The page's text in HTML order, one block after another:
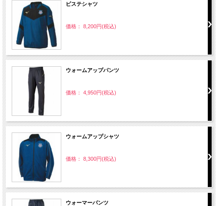
ピステシャツ
価格： 8,200円(税込)
ウォームアップパンツ
価格： 4,950円(税込)
ウォームアップシャツ
価格： 8,300円(税込)
ウォーマーパンツ